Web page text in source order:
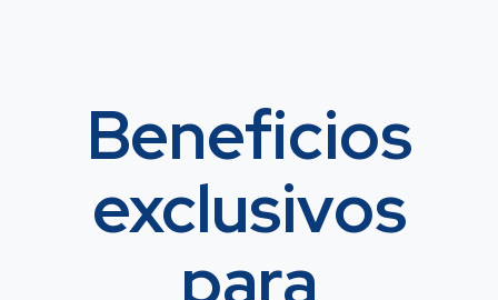
Beneficios
exclusivos
para